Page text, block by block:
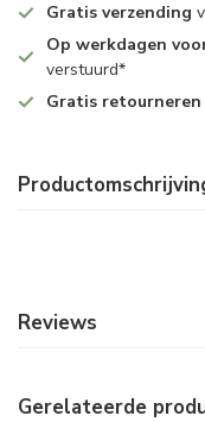
Gratis verzending
Op werkdagen
verstuurd*
Gratis retourneren
Reviews
Gerelateerde